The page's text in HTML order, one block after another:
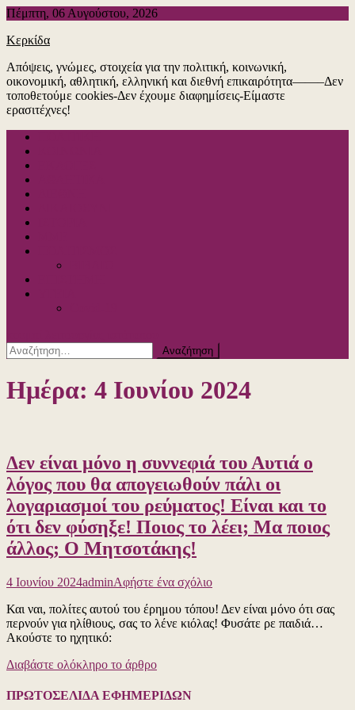
Μεταπηδήστε
περιεχόμενο
Πέμπτη, 06 Αυγούστου, 2026
Κερκίδα
Απόψεις, γνώμες, στοιχεία για την πολιτική, κοινωνική,
οικονομική, αθλητική, ελληνική και διεθνή επικαιρότητα——–Δεν
τοποθετούμε cookies-Δεν έχουμε διαφημίσεις-Είμαστε
ερασιτέχνες!
Αναζήτηση
για:
Ημέρα: 4 Ιουνίου 2024
Δεν είναι μόνο η συννεφιά του Αυτιά ο
λόγος που θα απογειωθούν πάλι οι
λογαριασμοί του ρεύματος! Είναι και το
ότι δεν φύσηξε! Ποιος το λέει; Μα ποιος
άλλος; Ο Μητσοτάκης!
4 Ιουνίου 2024adminΑφήστε ένα σχόλιογια
Δεν
είναι
Και ναι, πολίτες αυτού του έρημου τόπου! Δεν είναι μόνο ότι σας
περνούν για ηλίθιους, σας το λένε κιόλας! Φυσάτε ρε παιδιά…
Ακούστε το ηχητικό:
Διαβάστε ολόκληρο το άρθρο
ΠΡΩΤΟΣΕΛΙΔΑ ΕΦΗΜΕΡΙΔΩΝ